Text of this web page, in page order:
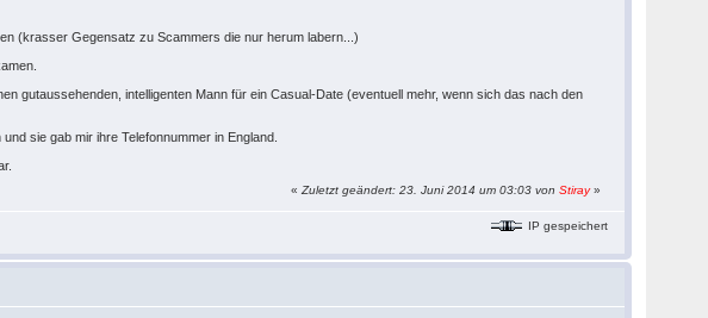
(krasser Gegensatz zu Scammers die nur herum labern...)
gutaussehenden, intelligenten Mann für ein Casual-Date (eventuell mehr, wenn sich das nach den
sie gab mir ihre Telefonnummer in England.
«Zuletzt geändert: 23. Juni 2014 um 03:03 vonStiray»
IP gespeichert